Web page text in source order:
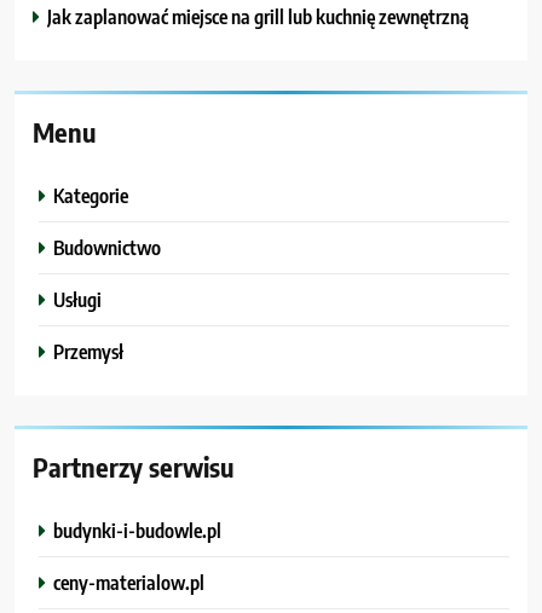
Jak zaplanować miejsce na grill lub kuchnię zewnętrzną
Menu
Kategorie
Budownictwo
Usługi
Przemysł
Partnerzy serwisu
budynki-i-budowle.pl
ceny-materialow.pl